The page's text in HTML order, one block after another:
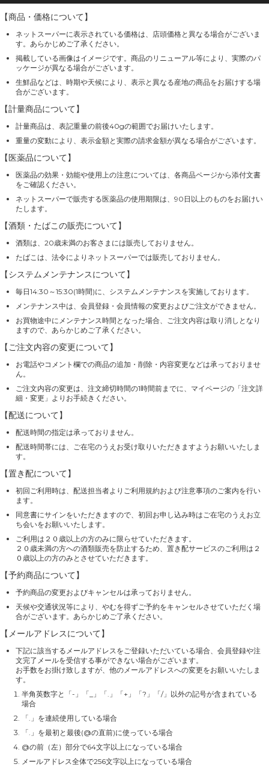
【商品・価格について】
ネットスーパーに表示されている価格は、店頭価格と異なる場合がございま
す。あらかじめご了承ください。
掲載している画像はイメージです。商品のリニューアル等により、実際のパ
ッケージが異なる場合がございます。
生鮮品などは、時期や天候により、表示と異なる産地の商品をお届けする場
合がございます。
【計量商品について】
計量商品は、表記重量の前後40gの範囲でお届けいたします。
重量の変動により、表示金額と実際の請求金額が異なる場合がございます。
【医薬品について】
医薬品の効果・効能や使用上の注意については、各商品ページから添付文書
をご確認ください。
ネットスーパーで販売する医薬品の使用期限は、90日以上のものをお届けい
たします。
【酒類・たばこの販売について】
酒類は、20歳未満のお客さまには販売しておりません。
たばこは、法令によりネットスーパーでは販売しておりません。
【システムメンテナンスについて】
毎日14:30～15:30(1時間)に、システムメンテナンスを実施しております。
メンテナンス中は、会員登録・会員情報の変更およびご注文ができません。
お買物途中にメンテナンス時間となった場合、ご注文内容は取り消しとなり
ますので、あらかじめご了承ください。
【ご注文内容の変更について】
お電話やコメント欄での商品の追加・削除・内容変更などは承っておりませ
ん。
ご注文内容の変更は、注文締切時間の1時間前までに、マイページの「注文詳
細・変更」よりお手続きください。
【配送について】
配送時間の指定は承っておりません。
配送時間帯には、ご在宅のうえお受け取りいただきますようお願いいたしま
す。
【置き配について】
初回ご利用時は、配送担当者よりご利用規約および注意事項のご案内を行い
ます。
同意書にサインをいただきますので、初回お申し込み時はご在宅のうえお立
ち会いをお願いいたします。
ご利用は２０歳以上の方のみに限らせていただきます。
２０歳未満の方への酒類販売を防止するため、置き配サービスのご利用は２
０歳以上の方のみとさせていただきます。
【予約商品について】
予約商品の変更およびキャンセルは承っておりません。
天候や交通状況等により、やむを得ずご予約をキャンセルさせていただく場
合がございます。あらかじめご了承ください。
【メールアドレスについて】
下記に該当するメールアドレスをご登録いただいている場合、会員登録や注
文完了メールを受信する事ができない場合がございます。
お手数をお掛け致しますが、他のメールアドレスへの変更をお願いいたしま
す。
半角英数字と「-」「_」「.」「+」「?」「/」以外の記号が含まれている
場合
「.」を連続使用している場合
「.」を最初と最後(@の直前)に使っている場合
@の前（左）部分で64文字以上になっている場合
メールアドレス全体で256文字以上になっている場合